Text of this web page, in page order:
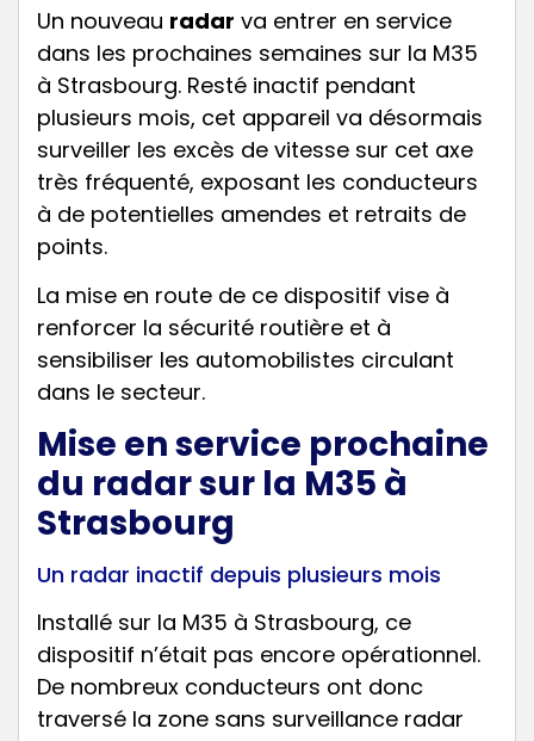
Un nouveau radar va entrer en service
dans les prochaines semaines sur la M35
à Strasbourg. Resté inactif pendant
plusieurs mois, cet appareil va désormais
surveiller les excès de vitesse sur cet axe
très fréquenté, exposant les conducteurs
à de potentielles amendes et retraits de
points.
La mise en route de ce dispositif vise à
renforcer la sécurité routière et à
sensibiliser les automobilistes circulant
dans le secteur.
Mise en service prochaine
du radar sur la M35 à
Strasbourg
Un radar inactif depuis plusieurs mois
Installé sur la M35 à Strasbourg, ce
dispositif n’était pas encore opérationnel.
De nombreux conducteurs ont donc
traversé la zone sans surveillance radar